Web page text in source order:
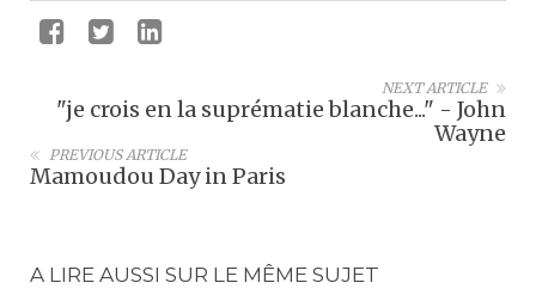
NEXT ARTICLE
"je crois en la suprématie blanche..." - John
Wayne
PREVIOUS ARTICLE
Mamoudou Day in Paris
A LIRE AUSSI SUR LE MÊME SUJET